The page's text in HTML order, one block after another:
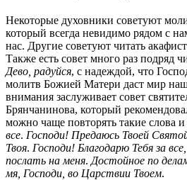
Некоторые духовники советуют
который всегда невидимо рядом с
нас. Другие советуют читать
Также есть совет много раз подряд
Дево, радуйся, с надеждой, что
молитв Божией Матери даст мир
внимания заслуживает совет
Брянчанинова, который
можно чаще повторять такие слова
все. Господи! Предаюсь Твоей
Твоя. Господи! Благодарю Тебя за
послать на меня. Достойное по
мя, Господи, во Царствии Твоем.